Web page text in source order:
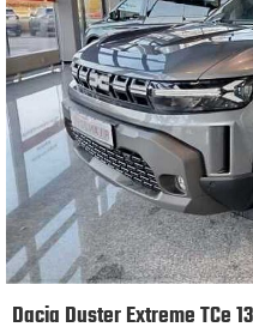
Dacia Duster Extreme TCe